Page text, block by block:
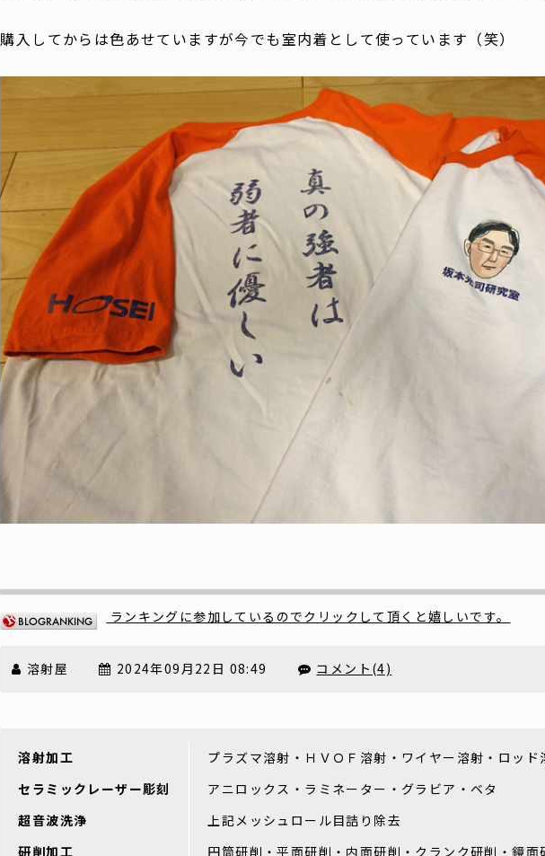
購入してからは色あせていますが今でも室内着として使っています（笑）
ランキングに参加しているのでクリックして頂くと嬉しいです。
溶射屋 2024年09月22日 08:49 コメント(4)
溶射加工
プラズマ溶射・ＨＶＯＦ溶射・ワイヤー溶射・ロッド
セラミックレーザー彫刻
アニロックス・ラミネーター・グラビア・ベタ
超音波洗浄
上記メッシュロール目詰り除去
研削加工
円筒研削・平面研削・内面研削・クランク研削・鏡面